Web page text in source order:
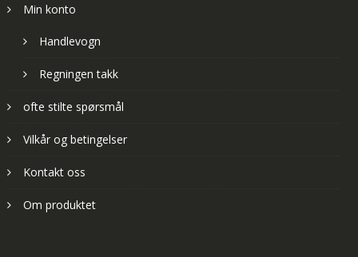
Min konto
Handlevogn
Regningen takk
ofte stilte spørsmål
Vilkår og betingelser
Kontakt oss
Om produktet